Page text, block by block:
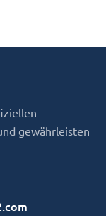
gewährleisten